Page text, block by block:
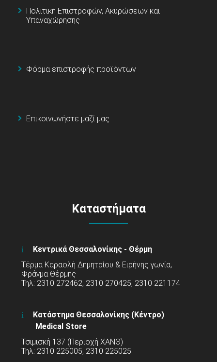
Πολιτική Επιστροφών, Ακυρώσεων και
Υπαναχώρησης
Φόρμα επιστροφής προϊόντων
Επικοινωνήστε μαζί μας
Καταστήματα
Κεντρικά Θεσσαλονίκης - Θέρμη
Τέρμα Καραολή Δημητρίου & Ειρήνης γωνία,
Φράγμα Θέρμης
Τηλ: 2310 272462, 2310 270425, 2310 221174
Κατάστημα Θεσσαλονίκης (Κέντρο)
Medical Store
Τσιμισκή 137 (Περιοχή ΧΑΝΘ)
Τηλ: 2310 225005, 2310 225025